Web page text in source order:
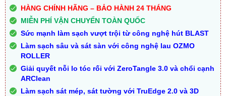
HÀNG CHÍNH HÃNG – BẢO HÀNH 24 THÁNG
MIỄN PHÍ VẬN CHUYỂN TOÀN QUỐC
Sức mạnh làm sạch vượt trội từ công nghệ hút BLAST
Làm sạch sâu và sát sàn với công nghệ lau OZMO
ROLLER
Giải quyết nỗi lo tóc rối với ZeroTangle 3.0 và chổi cạnh
ARClean
Làm sạch sát mép, sát tường với TruEdge 2.0 và 3D